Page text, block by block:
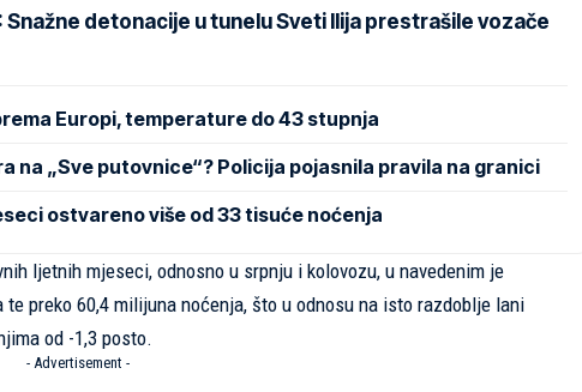
Snažne detonacije u tunelu Sveti Ilija prestrašile vozače
Europi, temperature do 43 stupnja
na „Sve putovnice“? Policija pojasnila pravila na granici
ostvareno više od 33 tisuće noćenja
ljetnih mjeseci, odnosno u srpnju i kolovozu, u navedenim je
preko 60,4 milijuna noćenja, što u odnosu na isto razdoblje lani
od -1,3 posto.
- Advertisement -